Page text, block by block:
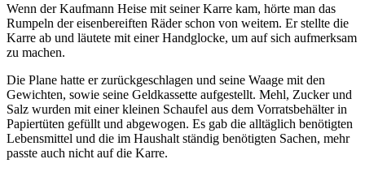
Wenn der Kaufmann Heise mit seiner Karre kam, hörte man das
Rumpeln der eisenbereiften Räder schon von weitem. Er stellte die
Karre ab und läutete mit einer Handglocke, um auf sich aufmerksam
zu machen.
Die Plane hatte er zurückgeschlagen und seine Waage mit den
Gewichten, sowie seine Geldkassette aufgestellt. Mehl, Zucker und
Salz wurden mit einer kleinen Schaufel aus dem Vorratsbehälter in
Papiertüten gefüllt und abgewogen. Es gab die alltäglich benötigten
Lebensmittel und die im Haushalt ständig benötigten Sachen, mehr
passte auch nicht auf die Karre.